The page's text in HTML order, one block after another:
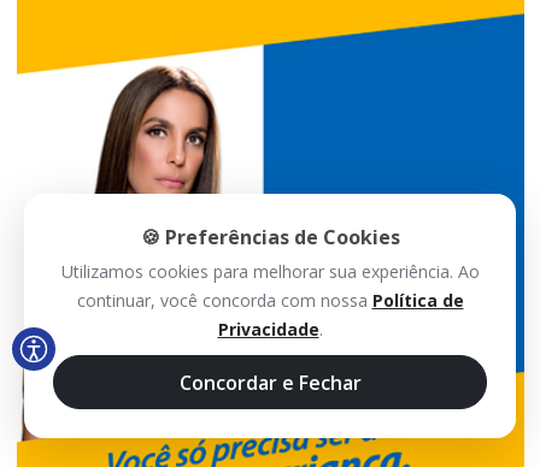
🍪 Preferências de Cookies
Utilizamos cookies para melhorar sua experiência. Ao
continuar, você concorda com nossa Política de
Privacidade.
Concordar e Fechar